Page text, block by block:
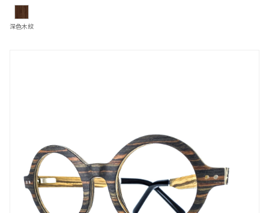
深色木紋